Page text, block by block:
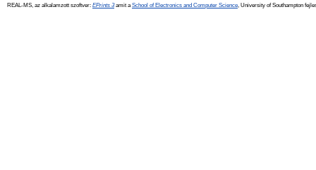
REAL-MS, az alkalamzott szoftver: EPrints 3amit a School of Electronics and Computer Science , University of Southampton